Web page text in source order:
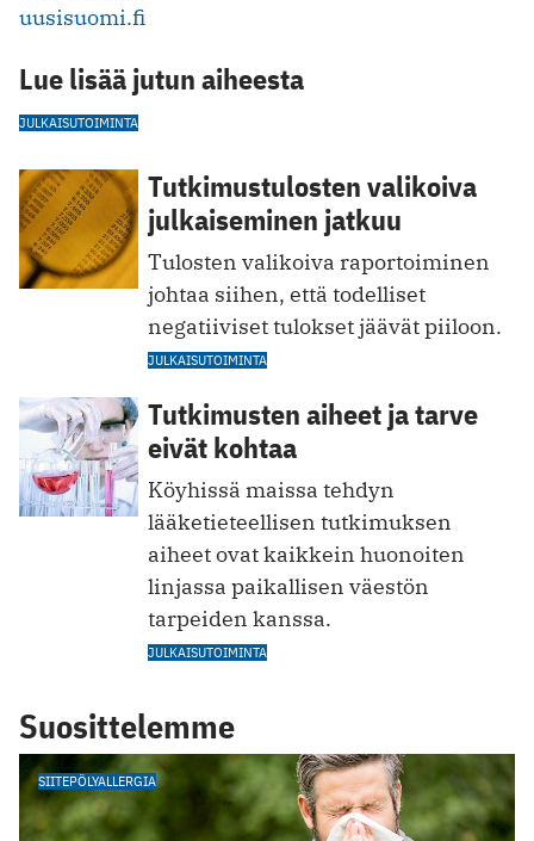
uusisuomi.fi
Lue lisää jutun aiheesta
JULKAISUTOIMINTA
Tutkimustulosten valikoiva
julkaiseminen jatkuu
Tulosten valikoiva raportoiminen
johtaa siihen, että todelliset
negatiiviset tulokset jäävät piiloon.
JULKAISUTOIMINTA
Tutkimusten aiheet ja tarve
eivät kohtaa
Köyhissä maissa tehdyn
lääketieteellisen tutkimuksen
aiheet ovat kaikkein huonoiten
linjassa paikallisen väestön
tarpeiden kanssa.
JULKAISUTOIMINTA
Suosittelemme
SIITEPÖLYALLERGIA